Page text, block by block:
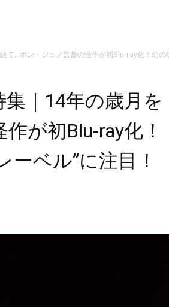
て…ポン・ジュノ監督の怪作が初Blu-ray化！幻の
集｜14年の歳月を
が初Blu-ray化！
ーベル”に注目！